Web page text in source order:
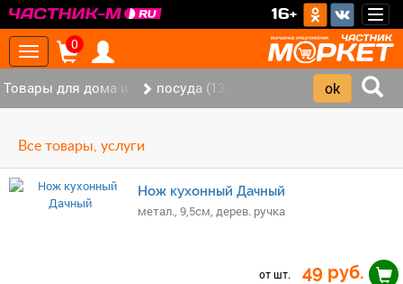
16+
Toggle
navigation
0
Товары для дома и офиса (117)
посуда (13)
Все товары, услуги
Нож кухонный Дачный
метал., 9,5см, дерев. ручка
от шт. 49 руб.